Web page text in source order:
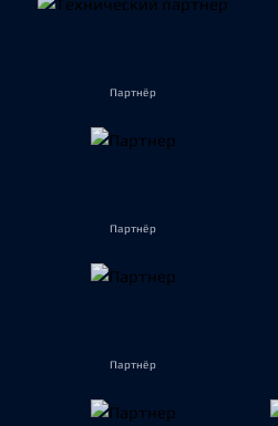
Партнёр
Партнёр
Партнёр